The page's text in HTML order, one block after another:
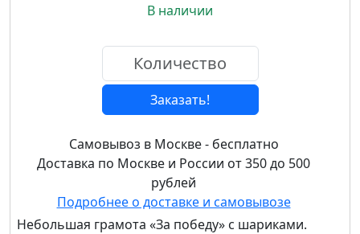
В наличии
Заказать!
Самовывоз в Москве - бесплатно
Доставка по Москве и России от 350 до 500
рублей
Подробнее о доставке и самовывозе
Небольшая грамота «За победу» с шариками.